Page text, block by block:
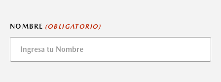
NOMBRE (OBLIGATORIO)